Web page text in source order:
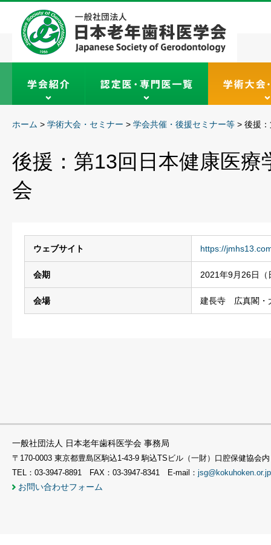
ホーム > 学術大会・セミナー > 学会共催・後援セミナー等 > 後援
後援：第13回日本健康医療
会
ウェブサイト https://
会期 2021年9月26日（
会場 建長寺 広真閣・
一般社団法人 日本老年歯科医学会 事務局
〒170-0003 東京都豊島区駒込1-43-9 駒込TSビル（一財）口腔保健協会内
TEL：03-3947-8891 FAX：03-3947-8341 E-mail： jsg@kokuhoken.or.jp
お問い合わせフォーム